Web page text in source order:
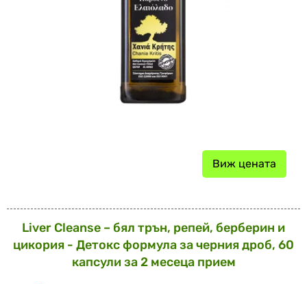
Виж цената
Liver Cleanse – бял трън, репей, берберин и
цикория - Детокс формула за черния дроб, 60
капсули за 2 месеца прием